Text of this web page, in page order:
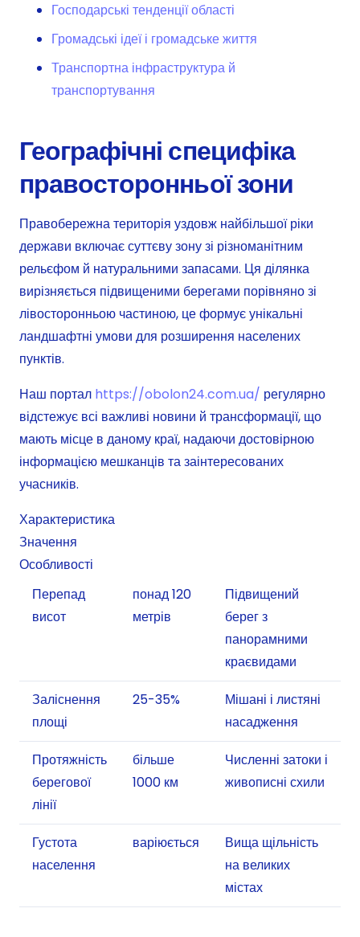
Господарські тенденції області
Громадські ідеї і громадське життя
Транспортна інфраструктура й
транспортування
Географічні специфіка
правосторонньої зони
Правобережна територія уздовж найбільшої ріки
держави включає суттєву зону зі різноманітним
рельєфом й натуральними запасами. Ця ділянка
вирізняється підвищеними берегами порівняно зі
лівосторонньою частиною, це формує унікальні
ландшафтні умови для розширення населених
пунктів.
Наш портал https://obolon24.com.ua/ регулярно
відстежує всі важливі новини й трансформації, що
мають місце в даному краї, надаючи достовірною
інформацією мешканців та заінтересованих
учасників.
Характеристика
Значення
Особливості
Перепад
висот
понад 120
метрів
Підвищений
берег з
панорамними
краєвидами
Заліснення
площі
25-35%
Мішані і листяні
насадження
Протяжність
берегової
лінії
більше
1000 км
Численні затоки і
живописні схили
Густота
населення
варіюється
Вища щільність
на великих
містах